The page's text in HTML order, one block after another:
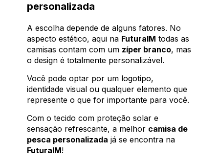
personalizada
A escolha depende de alguns fatores. No
aspecto estético, aqui na FuturaIM todas as
camisas contam com um zíper branco, mas
o design é totalmente personalizável.
Você pode optar por um logotipo,
identidade visual ou qualquer elemento que
represente o que for importante para você.
Com o tecido com proteção solar e
sensação refrescante, a melhor camisa de
pesca personalizada já se encontra na
FuturaIM!